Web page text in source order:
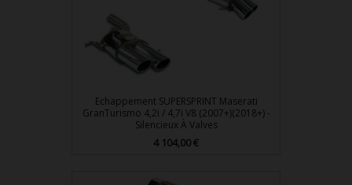
Echappement SUPERSPRINT Maserati
GranTurismo 4,2i / 4,7i V8 (2007+)(2018+) -
Silencieux À Valves
Prix
4 104,00 €